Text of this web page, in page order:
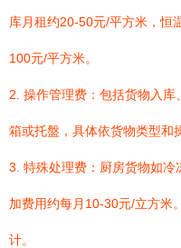
库月租约20-50元/平方米，恒
100元/平方米。
2. 操作管理费：包括货物入
箱或托盤，具体依货物类型和
3. 特殊处理费：厨房货物如
加费用约每月10-30元/立方米
计。